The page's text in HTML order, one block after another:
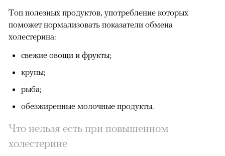
Топ полезных продуктов, употребление которых
поможет нормализовать показатели обмена
холестерина:
свежие овощи и фрукты;
крупы;
рыба;
обезжиренные молочные продукты.
Что нельзя есть при повышенном
холестерине